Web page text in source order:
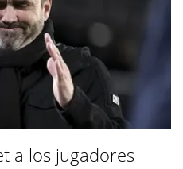
a los jugadores